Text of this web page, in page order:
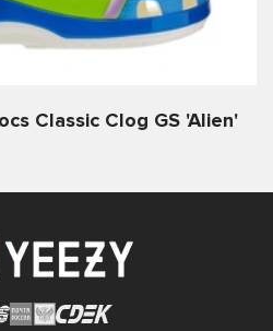
Classic Clog GS 'Alien'